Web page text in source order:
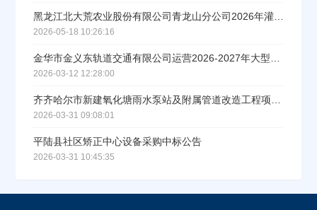
黑龙江北大荒农业股份有限公司青龙山分公司2026年灌溉设备购置项目成交公告
2026-05-18 10:26:16
金华市金义东轨道交通有限公司运营2026-2027年大型设备及系统框架维修项目中标公示
2026-03-12 12:28:00
齐齐哈尔市新建氧化塘雨水泵站及附属管道改造工程项目设备采购中标公告
2026-03-31 09:08:01
平陆县社区矫正中心设备采购中标公告
2026-03-31 10:45:35